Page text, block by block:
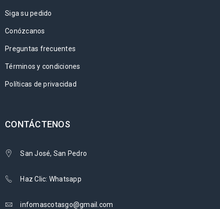
Siga su pedido
Conózcanos
Preguntas frecuentes
Términos y condiciones
Políticas de privacidad
CONTÁCTENOS
San José, San Pedro
Haz Clic: Whatsapp
infomascotasgo@gmail.com